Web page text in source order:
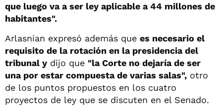
que luego va a ser ley aplicable a 44 millones de
habitantes".
Arlasnian expresó además que es necesario el
requisito de la rotación en la presidencia del
tribunal y dijo que "la Corte no dejaría de ser
una por estar compuesta de varias salas", otro
de los puntos propuestos en los cuatro
proyectos de ley que se discuten en el Senado.